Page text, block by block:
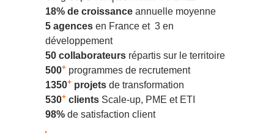
18% de croissance annuelle moyenne
5 agences en France et 3 en
développement
50 collaborateurs répartis sur le territoire
500+ programmes de recrutement
1350+ projets de transformation
530+ clients Scale-up, PME et ETI
98% de satisfaction client